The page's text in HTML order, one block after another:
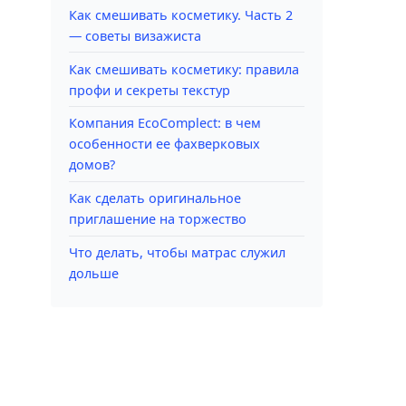
Как смешивать косметику. Часть 2
— советы визажиста
Как смешивать косметику: правила
профи и секреты текстур
Компания EcoComplect: в чем
особенности ее фахверковых
домов?
Как сделать оригинальное
приглашение на торжество
Что делать, чтобы матрас служил
дольше